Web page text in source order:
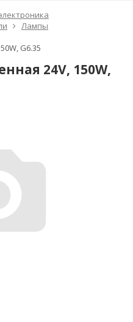
Лампы
G6.35
24V, 150W,